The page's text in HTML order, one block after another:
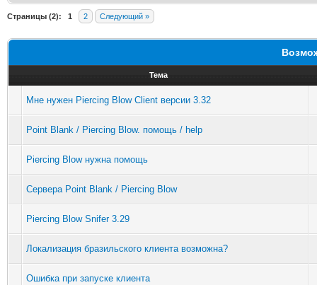
Страницы (2): 1 2 Следующий »
Тема
Мне нужен Piercing Blow Client версии 3.32
Point Blank / Piercing Blow. помощь / help
Piercing Blow нужна помощь
Сервера Point Blank / Piercing Blow
Piercing Blow Snifer 3.29
Локализация бразильского клиента возможна?
Ошибка при запуске клиента